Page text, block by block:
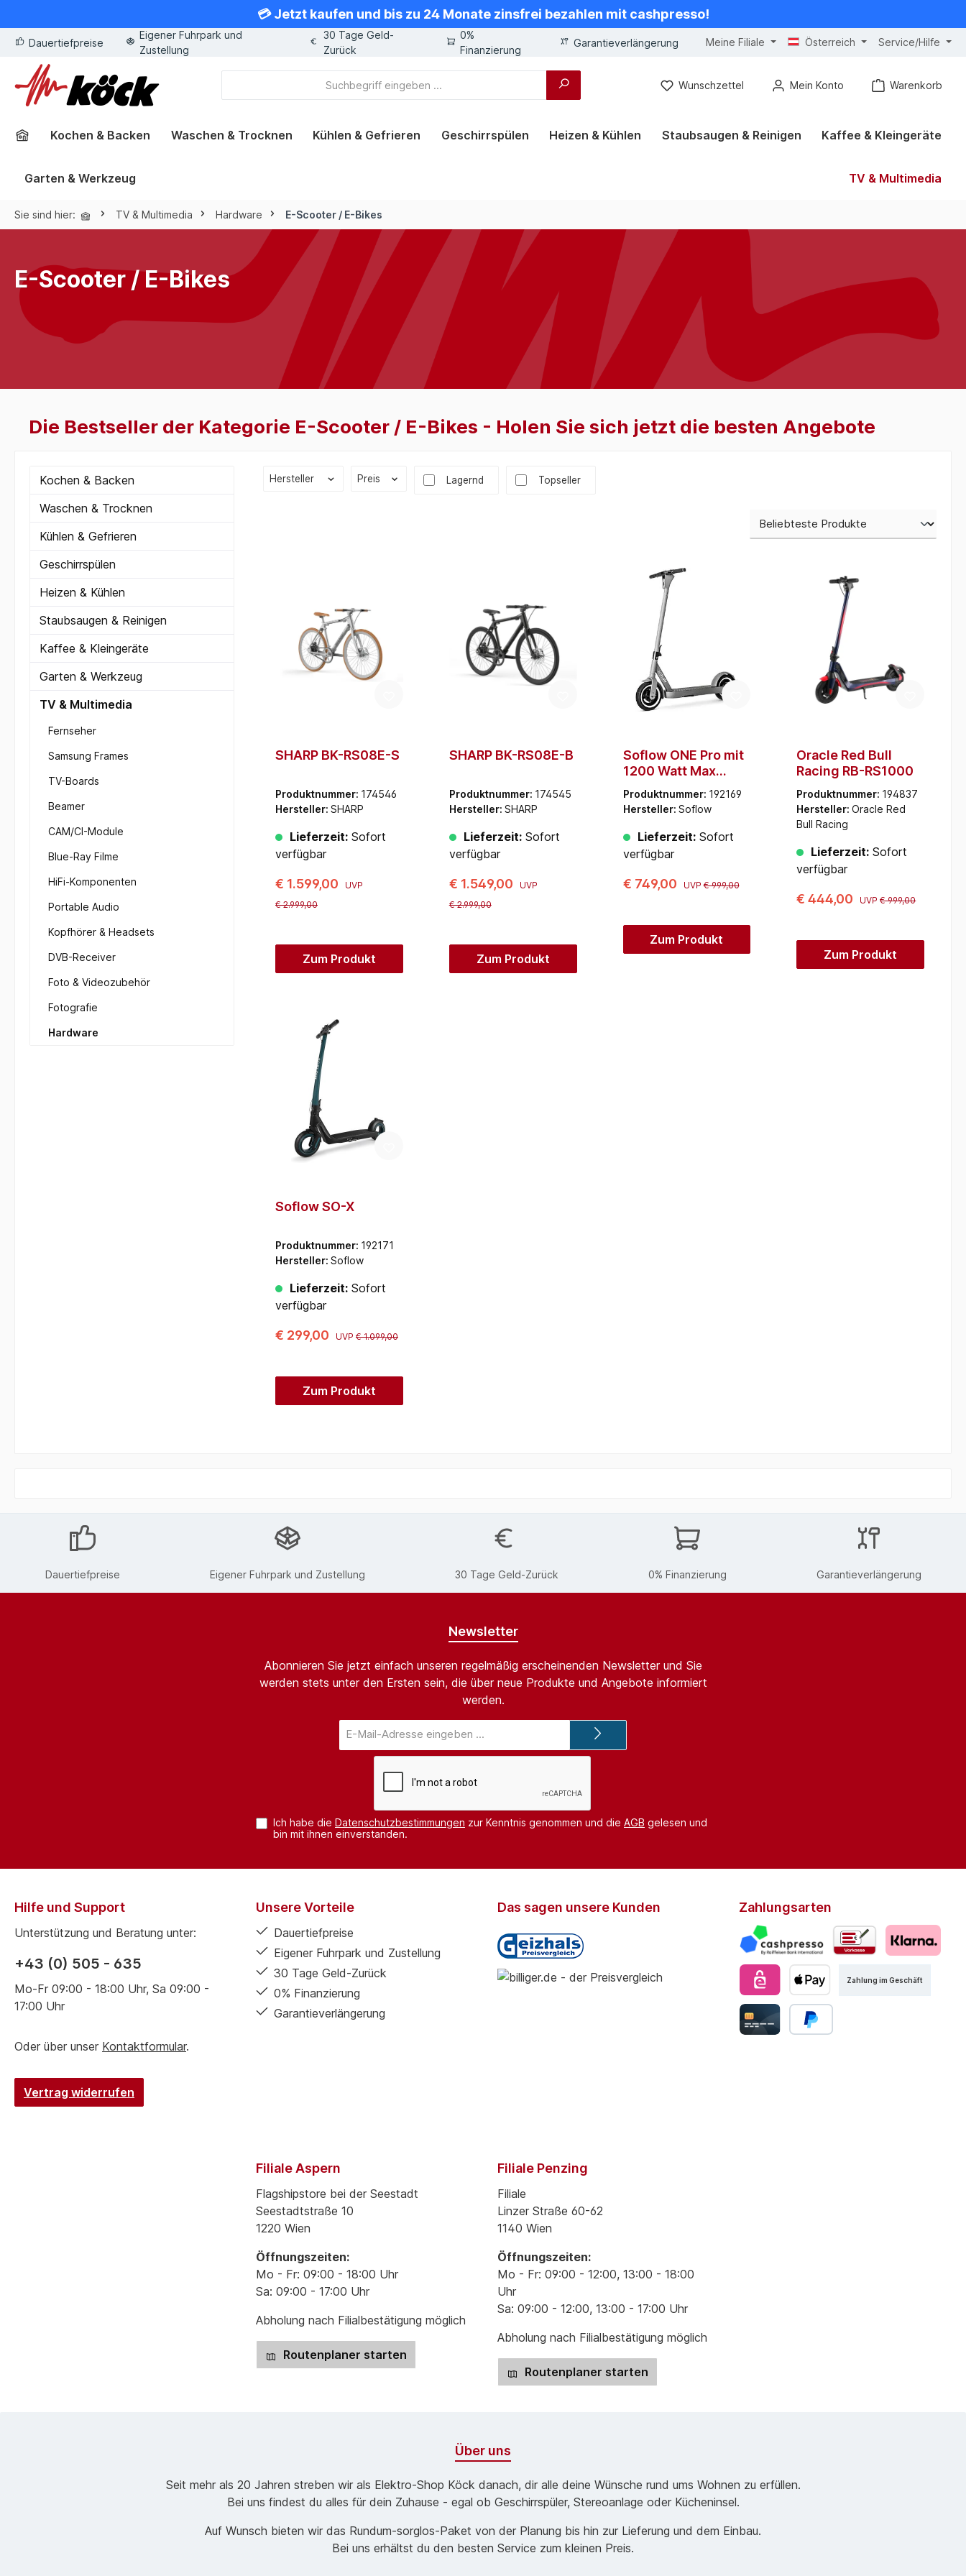
💳 Jetzt kaufen und bis zu 24 Monate zinsfrei bezahlen mit cashpresso!
Dauertiefpreise
Eigener Fuhrpark und
Zustellung
30 Tage Geld-
Zurück
0%
Finanzierung
Garantieverlängerung Meine Filiale Österreich Service/Hilfe
Wunschzettel Mein Konto Warenkorb
Kochen & Backen Waschen & Trocknen Kühlen & Gefrieren Geschirrspülen Heizen & Kühlen Staubsaugen & Reinigen Kaffee & Kleingeräte
Garten & Werkzeug TV & Multimedia
Sie sind hier: TV & Multimedia Hardware E-Scooter / E-Bikes
E-Scooter / E-Bikes
Die Bestseller der Kategorie E-Scooter / E-Bikes - Holen Sie sich jetzt die besten Angebote
Kochen & Backen
Waschen & Trocknen
Kühlen & Gefrieren
Geschirrspülen
Heizen & Kühlen
Staubsaugen & Reinigen
Kaffee & Kleingeräte
Garten & Werkzeug
TV & Multimedia
Fernseher
Samsung Frames
TV-Boards
Beamer
CAM/CI-Module
Blue-Ray Filme
HiFi-Komponenten
Portable Audio
Kopfhörer & Headsets
DVB-Receiver
Foto & Videozubehör
Fotografie
Hardware
Hersteller Preis Lagernd Topseller
SHARP BK-RS08E-S
Produktnummer: 174546
Hersteller: SHARP
Lieferzeit: Sofort
verfügbar
€ 1.599,00
UVP
€ 2.999,00
Zum Produkt
SHARP BK-RS08E-B
Produktnummer: 174545
Hersteller: SHARP
Lieferzeit:Sofort
verfügbar
€ 1.549,00
UVP
€ 2.999,00
Zum Produkt
Soflow ONE Pro mit
1200 Watt Max
Power
Produktnummer: 192169
Hersteller: Soflow
Lieferzeit:Sofort
verfügbar
€ 749,00 UVP€ 999,00
Zum Produkt
Oracle Red Bull
Racing RB-RS1000
Produktnummer: 194837
Hersteller:Oracle Red
Bull Racing
Lieferzeit: Sofort
verfügbar
€ 444,00 UVP€ 999,00
Zum Produkt
Soflow SO-X
Produktnummer: 192171
Hersteller: Soflow
Lieferzeit: Sofort
verfügbar
€ 299,00 UVP € 1.099,00
Zum Produkt
Dauertiefpreise Eigener Fuhrpark und Zustellung 30 Tage Geld-Zurück 0% Finanzierung Garantieverlängerung
Newsletter
Abonnieren Sie jetzt einfach unseren regelmäßig erscheinenden Newsletter und Sie
werden stets unter den Ersten sein, die über neue Produkte und Angebote informiert
werden.
Mail-
Adresse*
Ich habe die Datenschutzbestimmungen zur Kenntnis genommen und die AGB gelesen und
bin mit ihnen einverstanden.
Hilfe und Support
Unterstützung und Beratung unter:
+43 (0) 505 - 635
Mo-Fr 09:00 - 18:00 Uhr, Sa 09:00 -
17:00 Uhr
Oder über unser Kontaktformular.
Vertrag widerrufen
Unsere Vorteile
Dauertiefpreise
Eigener Fuhrpark und Zustellung
30 Tage Geld-Zurück
0% Finanzierung
Garantieverlängerung
Das sagen unsere Kunden Zahlungsarten
Zahlung im Geschäft
Filiale Aspern
Flagshipstore bei der Seestadt
Seestadtstraße 10
1220 Wien
Öffnungszeiten:
Mo - Fr: 09:00 - 18:00 Uhr
Sa: 09:00 - 17:00 Uhr
Abholung nach Filialbestätigung möglich
Routenplaner starten
Filiale Penzing
Filiale
Linzer Straße 60-62
1140 Wien
Öffnungszeiten:
Mo - Fr: 09:00 - 12:00, 13:00 - 18:00
Uhr
Sa: 09:00 - 12:00, 13:00 - 17:00 Uhr
Abholung nach Filialbestätigung möglich
Routenplaner starten
Über uns
Seit mehr als 20 Jahren streben wir als Elektro-Shop Köck danach, dir alle deine Wünsche rund ums Wohnen zu erfüllen.
Bei uns findest du alles für dein Zuhause - egal ob Geschirrspüler, Stereoanlage oder Kücheninsel.
Auf Wunsch bieten wir das Rund­um-sorg­los-Pa­ket von der Planung bis hin zur Lieferung und dem Einbau.
Bei uns erhältst du den besten Service zum kleinen Preis.